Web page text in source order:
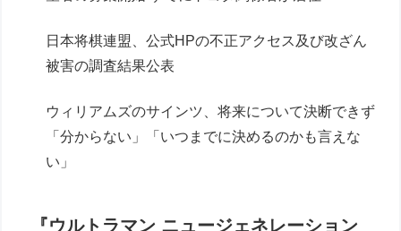
日本将棋連盟、公式HPの不正アクセス及び改ざん
被害の調査結果公表
ウィリアムズのサインツ、将来について決断できず
「分からない」「いつまでに決めるのかも言えな
い」
『ウルトラマン ニュージェネレーション